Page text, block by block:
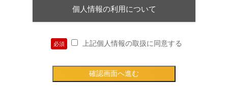
個人情報の利用について
必須 上記個人情報の取扱に同意する